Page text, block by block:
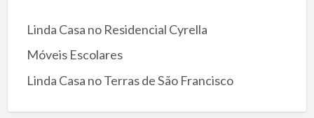
Linda Casa no Residencial Cyrella
Móveis Escolares
Linda Casa no Terras de São Francisco